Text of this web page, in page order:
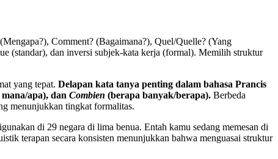
Comment? (Bagaimana?), Quel/Quelle? (Yang
(standar), dan inversi subjek-kata kerja (formal). Memilih struktur
yang tepat. Delapan kata tanya penting dalam bahasa Prancis
apa), dan Combien (berapa banyak/berapa). Berbeda
menunjukkan tingkat formalitas.
di 29 negara di lima benua. Entah kamu sedang memesan di
terapan secara konsisten menunjukkan bahwa menguasai struktur